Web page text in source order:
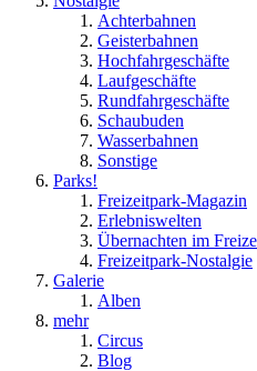
Achterbahnen
Geisterbahnen
Hochfahrgeschäfte
Laufgeschäfte
Rundfahrgeschäfte
Schaubuden
Wasserbahnen
Sonstige
Parks!
Freizeitpark-Magazin
Erlebniswelten
Übernachten im
Freizeitpark-Nostalgie
Galerie
Alben
mehr
Circus
Blog